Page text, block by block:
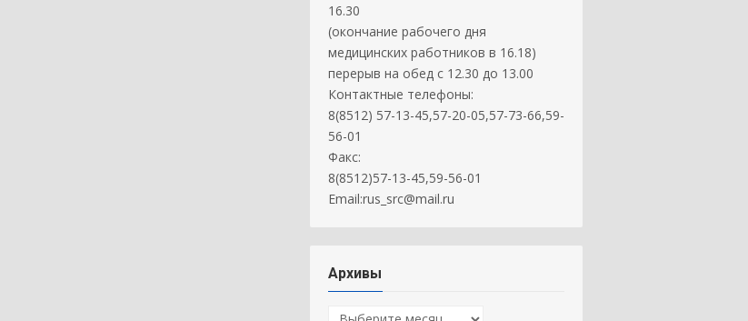
16.30
(окончание рабочего дня
медицинских работников в 16.18)
перерыв на обед с 12.30 до 13.00
Контактные телефоны:
8(8512) 57-13-45,57-20-05,57-73-66,59-
56-01
Факс:
8(8512)57-13-45,59-56-01
Email:rus_src@mail.ru
Архивы
Архивы